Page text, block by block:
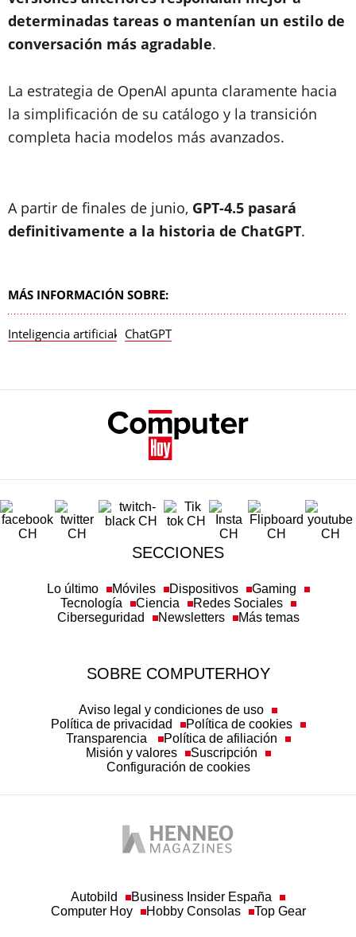
determinadas tareas o mantenían un estilo de
conversación más agradable.
La estrategia de OpenAI apunta claramente hacia
la simplificación de su catálogo y la transición
completa hacia modelos más avanzados.
A partir de finales de junio, GPT-4.5 pasará
definitivamente a la historia de ChatGPT.
MÁS INFORMACIÓN SOBRE:
Inteligencia artificial ChatGPT
SECCIONES
Lo último Móviles Dispositivos
Gaming
Tecnología
Ciencia
Redes Sociales
Ciberseguridad
Newsletters Más temas
SOBRE COMPUTERHOY
Aviso legal y condiciones de uso
Política de privacidad
Política de cookies
Transparencia
Política de afiliación
Misión y valores
Suscripción
Configuración de cookies
Autobild
Business Insider España
Computer Hoy
Hobby Consolas Top Gear